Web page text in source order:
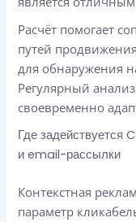
Расчёт помогает
путей
для обнаружения
Регулярный
своевременно
Где задействуется
и email-рассылки
Контекстная
параметр